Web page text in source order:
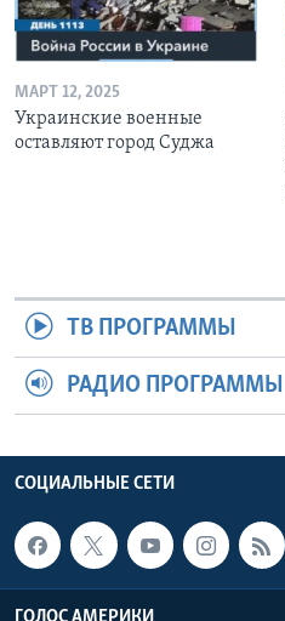
МАРТ 12, 2025
Украинские военные
оставляют город Суджа
ТВ ПРОГРАММЫ
РАДИО ПРОГРАММЫ
СОЦИАЛЬНЫЕ СЕТИ
ГОЛОС АМЕРИКИ